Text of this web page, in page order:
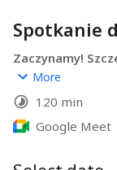
Spotkanie
Zaczynamy!
wnętrzarskiej z
Dzień dobry,
Z przyjemnością
Zapraszam na
More
120 min
Google Meet